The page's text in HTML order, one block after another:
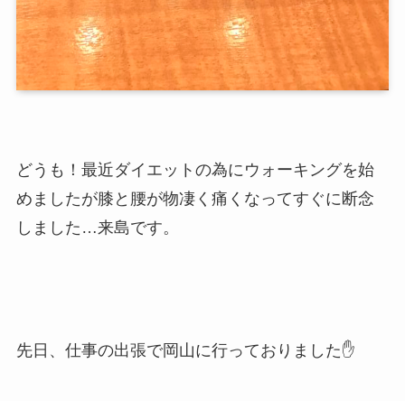
どうも！最近ダイエットの為にウォーキングを始
めましたが膝と腰が物凄く痛くなってすぐに断念
しました…来島です。
先日、仕事の出張で岡山に行っておりました✋